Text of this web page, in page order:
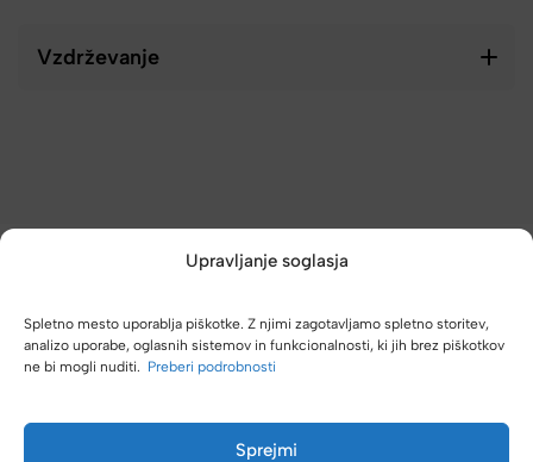
Upravljanje soglasja
Spletno mesto uporablja piškotke. Z njimi zagotavljamo spletno storitev,
analizo uporabe, oglasnih sistemov in funkcionalnosti, ki jih brez piškotkov
ne bi mogli nuditi. Preberi podrobnosti
Sprejmi
Vzdrževanje
izbire.